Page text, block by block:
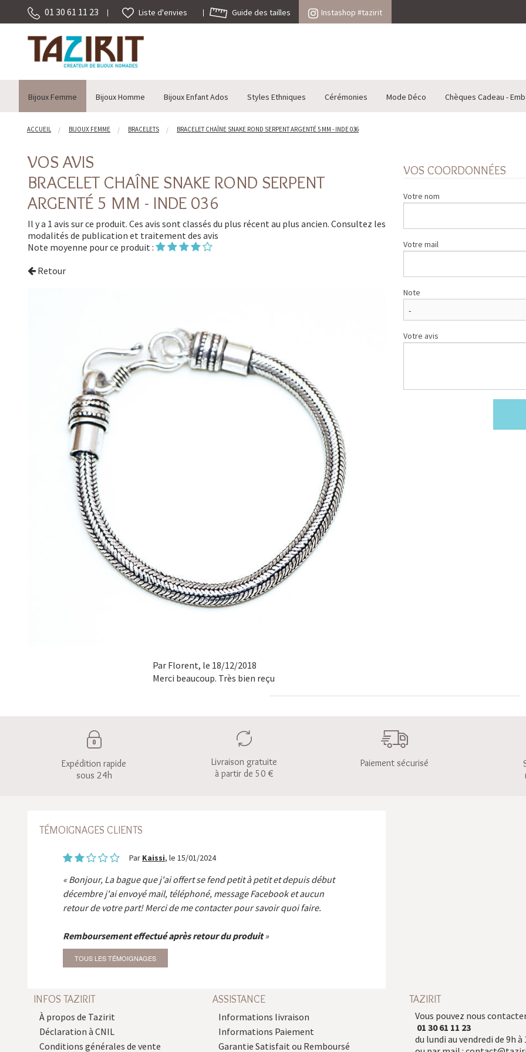
01 30 61 11 23 Liste d'envies Guide des tailles Instashop #tazirit
Bijoux Femme Bijoux Homme Bijoux Enfant Ados Styles Ethniques Cérémonies Mode Déco Chèques Cadeau -
ACCUEIL BIJOUX FEMME BRACELETS BRACELET CHAÎNE SNAKE ROND SERPENT ARGENTÉ 5 MM - INDE 036
VOS AVIS
BRACELET CHAÎNE SNAKE ROND SERPENT
ARGENTÉ 5 MM - INDE 036
Il y a 1 avis sur ce produit. Ces avis sont classés du plus récent au plus ancien. Consultez les
modalités de publication et traitement des avis
Note moyenne pour ce produit :
Retour
VOS COORDONNÉES
Votre nom
Votre mail
Note
Votre avis
Par Florent, le 18/12/2018
Merci beaucoup. Très bien reçu
Expédition rapide
sous 24h
Livraison gratuite
à partir de 50 €
Paiement sécurisé
TÉMOIGNAGES CLIENTS
Par Kaissi, le 15/01/2024
Bonjour, La bague que j'ai offert se fend petit à petit et depuis début
décembre j'ai envoyé mail, téléphoné, message Facebook et aucun
retour de votre part! Merci de me contacter pour savoir quoi faire.
Remboursement effectué après retour du produit
TOUS LES TÉMOIGNAGES
INFOS TAZIRIT
À propos de Tazirit
Déclaration à CNIL
Conditions générales de vente
ASSISTANCE
Informations livraison
Informations Paiement
Garantie Satisfait ou Remboursé
TAZIRIT
Vous pouvez nous
01 30 61 11 23
du lundi au vendredi de 9h à